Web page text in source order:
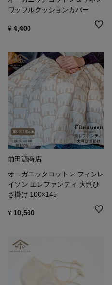
ワッフルクッションカバー
¥ 4,400
前田源商店
オーガニックコットン フィンレ
イソン エレファンティ 大判ひ
ざ掛け 100×145
¥ 10,560